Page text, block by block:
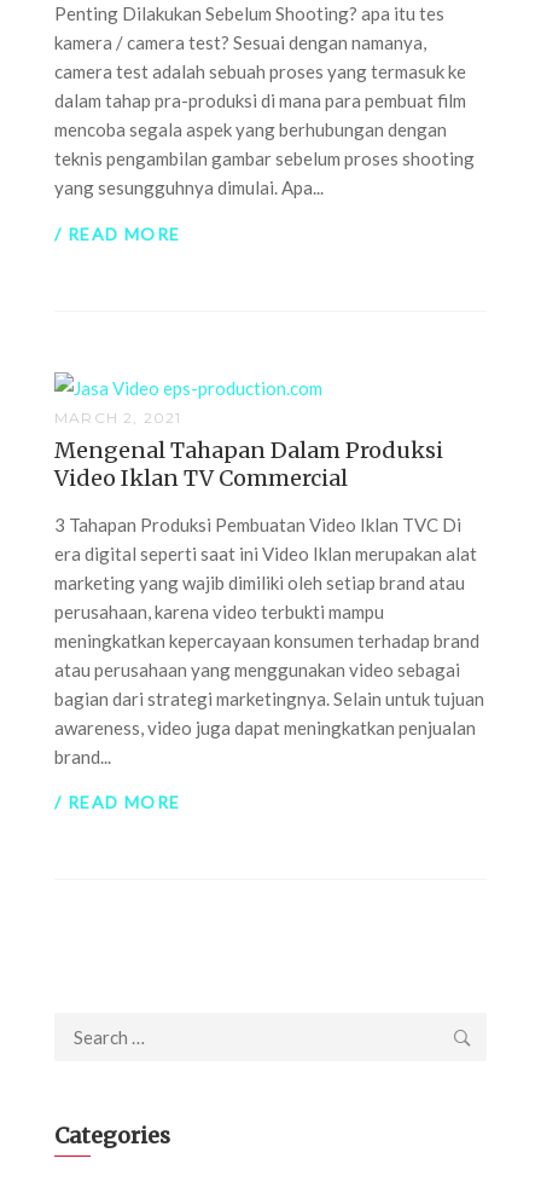
Penting Dilakukan Sebelum Shooting? apa itu tes
kamera / camera test? Sesuai dengan namanya,
camera test adalah sebuah proses yang termasuk ke
dalam tahap pra-produksi di mana para pembuat film
mencoba segala aspek yang berhubungan dengan
teknis pengambilan gambar sebelum proses shooting
yang sesungguhnya dimulai. Apa...
/ READ MORE
MARCH 2, 2021
Mengenal Tahapan Dalam Produksi
Video Iklan TV Commercial
3 Tahapan Produksi Pembuatan Video Iklan TVC Di
era digital seperti saat ini Video Iklan merupakan alat
marketing yang wajib dimiliki oleh setiap brand atau
perusahaan, karena video terbukti mampu
meningkatkan kepercayaan konsumen terhadap brand
atau perusahaan yang menggunakan video sebagai
bagian dari strategi marketingnya. Selain untuk tujuan
awareness, video juga dapat meningkatkan penjualan
brand...
/ READ MORE
Search
Categories